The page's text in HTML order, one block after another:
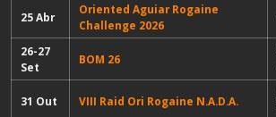
25 Abr
Oriented Aguiar Rogaine
Challenge 2026
26-27
Set
BOM 26
31 Out VIII Raid Ori Rogaine N.A.D.A.